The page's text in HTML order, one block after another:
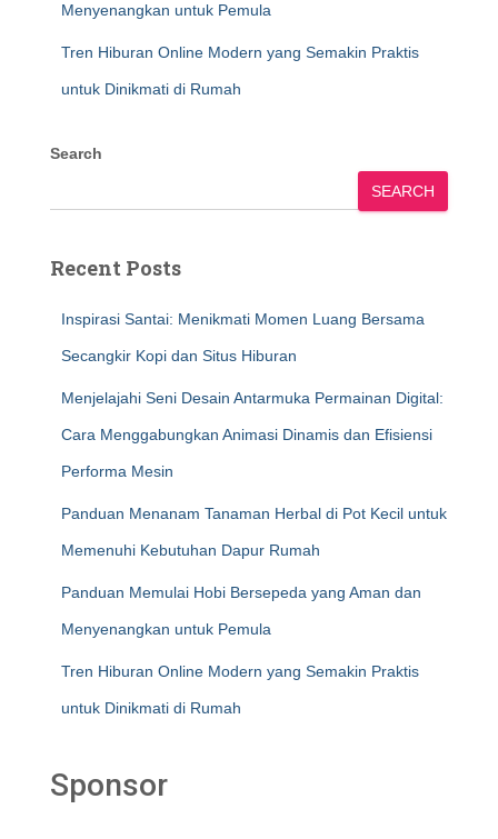
Menyenangkan untuk Pemula
Tren Hiburan Online Modern yang Semakin Praktis
untuk Dinikmati di Rumah
Search
SEARCH
Recent Posts
Inspirasi Santai: Menikmati Momen Luang Bersama
Secangkir Kopi dan Situs Hiburan
Menjelajahi Seni Desain Antarmuka Permainan Digital:
Cara Menggabungkan Animasi Dinamis dan Efisiensi
Performa Mesin
Panduan Menanam Tanaman Herbal di Pot Kecil untuk
Memenuhi Kebutuhan Dapur Rumah
Panduan Memulai Hobi Bersepeda yang Aman dan
Menyenangkan untuk Pemula
Tren Hiburan Online Modern yang Semakin Praktis
untuk Dinikmati di Rumah
Sponsor